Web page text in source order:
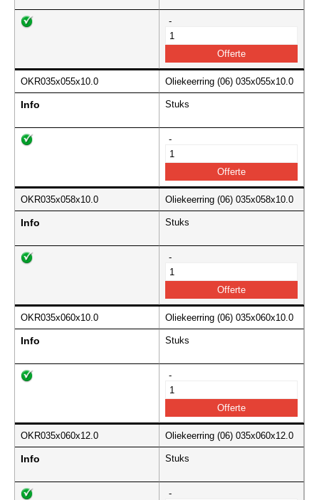
-
OKR035x055x10.0 Oliekeerring (06) 035x055x10.0
Info Stuks
-
OKR035x058x10.0 Oliekeerring (06) 035x058x10.0
Info Stuks
-
OKR035x060x10.0 Oliekeerring (06) 035x060x10.0
Info Stuks
-
OKR035x060x12.0 Oliekeerring (06) 035x060x12.0
Info Stuks
-